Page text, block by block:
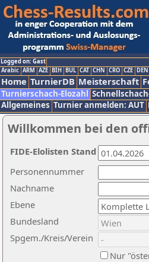
Logged on: Gast
Arabic ARM AZE BIH BUL CAT CHN CRO CZE DEN
Home TurnierDB Meisterschaft
Turnierschach-Elozahl
Allgemeines Turnier anmelden: AUT
Willkommen bei den
Nachname
Ebene
Personennummer
Bundesland
Spgem./Kreis/Verein
Nur
FIDE-Elolisten Stand